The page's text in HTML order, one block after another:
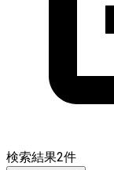
検索結果2件